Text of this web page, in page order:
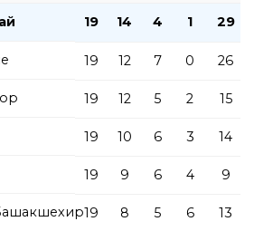
19 14 4 1 29
19 12 7 0 26
19 12 5 2 15
19 10 6 3 14
19 9 6 4 9
19 8 5 6 13